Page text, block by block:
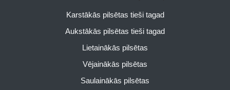
Karstākās pilsētas tieši tagad
Aukstākās pilsētas tieši tagad
Lietainākās pilsētas
Vējainākās pilsētas
Saulainākās pilsētas